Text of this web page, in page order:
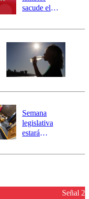
sacude el
revisa la
epicentro
Semana
legislativa
estará
el fin de la
reconstrucciónSeñal 2